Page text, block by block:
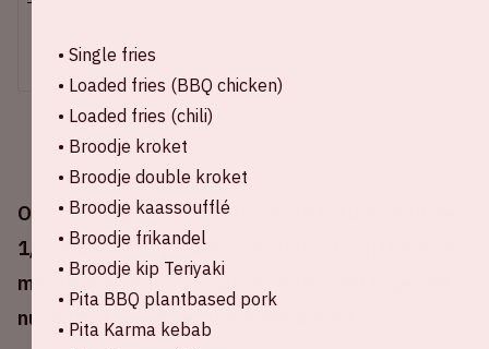
Op zaterdag 26 juni 2021 om 18.00 uur vindt een
1/8 finale vindt plaats in de Johan Cruijff ArenA,
met de nummer 2 van groep A (Wales) tegen de
nummer 2 van groep B (Denemarken).
• Single fries
• Loaded fries (BBQ chicken)
• Loaded fries (chili)
• Broodje kroket
• Broodje double kroket
• Broodje kaassoufflé
• Broodje frikandel
• Broodje kip Teriyaki
• Pita BBQ plantbased pork
• Pita Karma kebab